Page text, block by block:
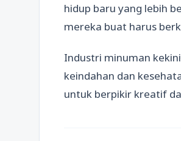
hidup baru yang lebih
mereka buat harus
Industri minuman
keindahan dan
untuk berpikir kreatif